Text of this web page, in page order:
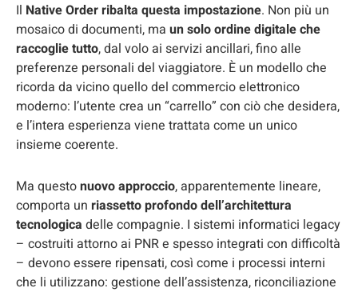
Il Native Order ribalta questa impostazione. Non più un
mosaico di documenti, ma un solo ordine digitale che
raccoglie tutto, dal volo ai servizi ancillari, fino alle
preferenze personali del viaggiatore. È un modello che
ricorda da vicino quello del commercio elettronico
moderno: l’utente crea un “carrello” con ciò che desidera,
e l’intera esperienza viene trattata come un unico
insieme coerente.
Ma questonuovo approccio, apparentemente lineare,
comporta un riassetto profondo dell’architettura
tecnologica delle compagnie. I sistemi informatici legacy
– costruiti attorno ai PNR e spesso integrati con difficoltà
– devono essere ripensati, così come i processi interni
che li utilizzano: gestione dell’assistenza, riconciliazione